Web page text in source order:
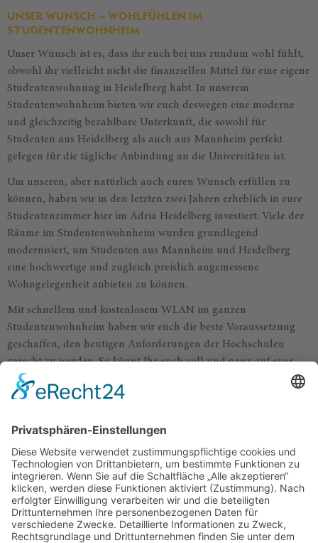
UNSER WUNSCH – WOHLFÜHLEN IM
STUDENTENWOHNHEIM
Unser Wunsch ist es, dass ihr euch bei uns rundum wohl fühlt,
obwohl ihr vielleicht nicht die finanziellen Mittel für eine eigene
Studentenwohnung in Heidelberg habt. In unserem
Studentenwohnheim bieten wir euch deswegen eine moderne
und gleichzeitig bezahlbare Unterkunft, die sowohl für
Studenten aus Heidelberg als auch aus Mannheim perfekt
gelegen für die tägliche Anbindung an die Universitäten ist.
Um unseren, aber natürlich auch euren Wunsch erfüllen zu
können, haben wir in den letzten zwei Jahren erheblich in eure
Studentenzimmer hier im Adria Heidelberg investiert. Viele der
Räume im Studentenwohnheim wurden grundlegend
modernisiert, um Studenten aus Mannheim und Heidelberg
eine hochwertige und zugleich preislich angemessene
Wohngelegenheit anbieten zu können.
Mit schnellem und kostenlosem WLAN im ganzen
Studentenwohnheim haben wir euch die beste Voraussetzung
geschaffen, den heutigen Anforderungen der Hochschulen
gerecht zu werden. So könnt Ihr euch voll und ganz auf euer
Studium konzentrieren und bei allen Fragen zum Thema
Wohnen das Team vom Studentenwohnheim Adria ansprechen.
Studentenzimmer in Heidelberg gemeinschaftlich gut
aufgehoben fühlt. Deswegen verstehen wir uns als eine große
Studentenwohnung mit WG-Charakter, in der man sich in der
gemeinschaftlichen Küche und den im Erdgeschoss gelegenen
Gemeinschaftsräumen austauschen und zusammensetzen kann,
wie in einer WG. Bei uns im Studentenwohnheim lässt es sich